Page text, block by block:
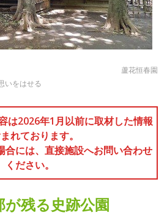
蘆花恒春園
いをはせる
は2026年1月以前に取材した情報
れております。
合には、直接施設へお問い合わせ
ください。
残る史跡公園